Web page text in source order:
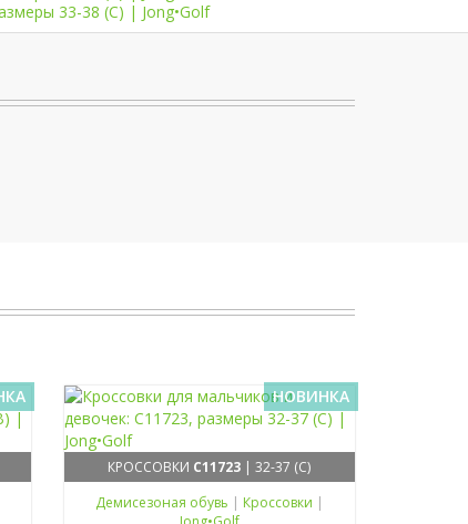
НОВИНКА
КРОССОВКИ C11723 | 32-37 (C)
Демисезоная обувь | Кроссовки |